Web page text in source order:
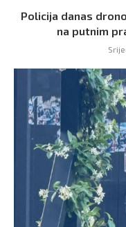
Policija danas
na putnim